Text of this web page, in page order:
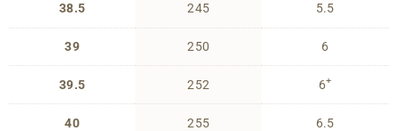
38.5
39
39.5
40
245
250
252
255
5.5
6
6+
6.5